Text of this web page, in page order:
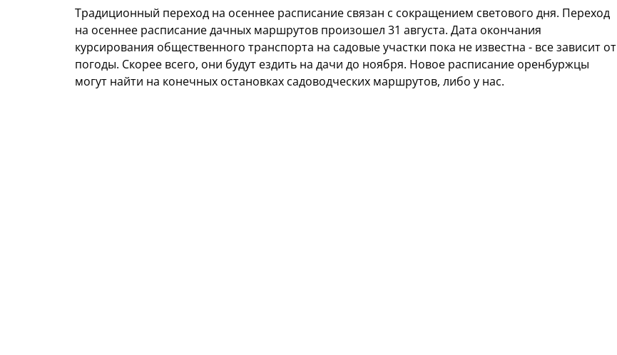
Традиционный переход на осеннее расписание связан с сокращением светового дня. Переход
на осеннее расписание дачных маршрутов произошел 31 августа. Дата окончания
курсирования общественного транспорта на садовые участки пока не известна - все зависит от
погоды. Скорее всего, они будут ездить на дачи до ноября. Новое расписание оренбуржцы
могут найти на конечных остановках садоводческих маршрутов, либо у нас.